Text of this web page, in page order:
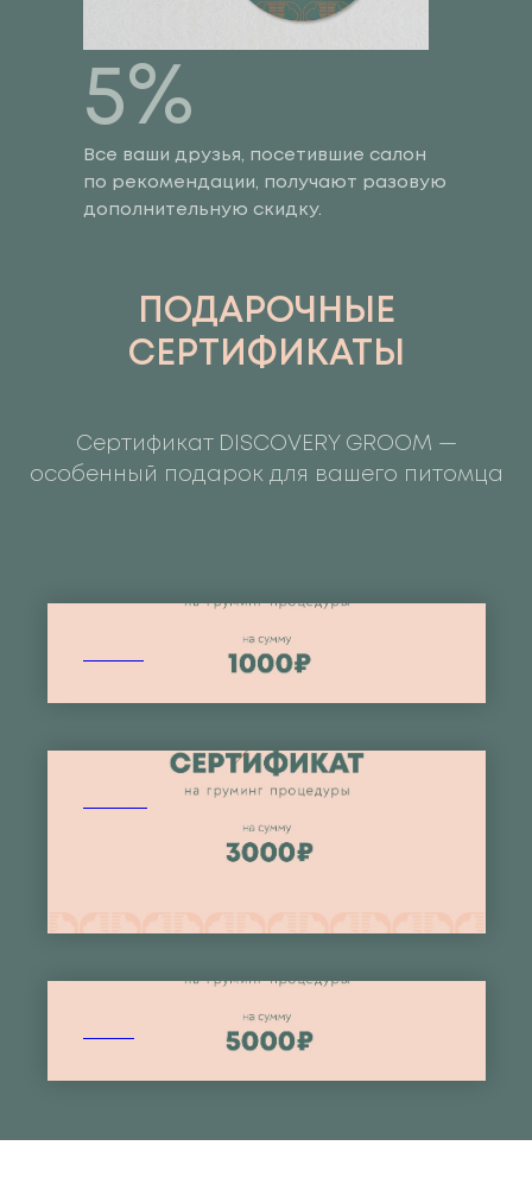
Все ваши друзья, посетившие салон
по рекомендации, получают разовую
дополнительную скидку.
5%
ПОДАРОЧНЫЕ
СЕРТИФИКАТЫ
Сертификат DISCOVERY GROOM —
особенный подарок для вашего питомца